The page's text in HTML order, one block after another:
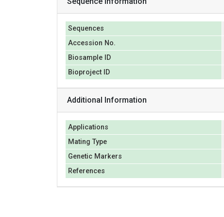
Sequences
Accession No.
Biosample ID
Bioproject ID
Additional Information
Applications
Mating Type
Genetic Markers
References